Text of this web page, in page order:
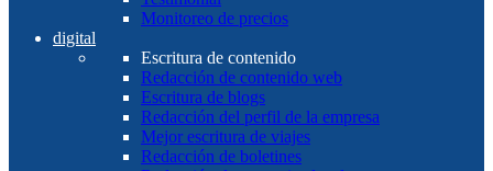
Monitoreo de precios
digital
Escritura de contenido
Redacción de contenido web
Escritura de blogs
Redacción del perfil de la empresa
Mejor escritura de viajes
Redacción de boletines